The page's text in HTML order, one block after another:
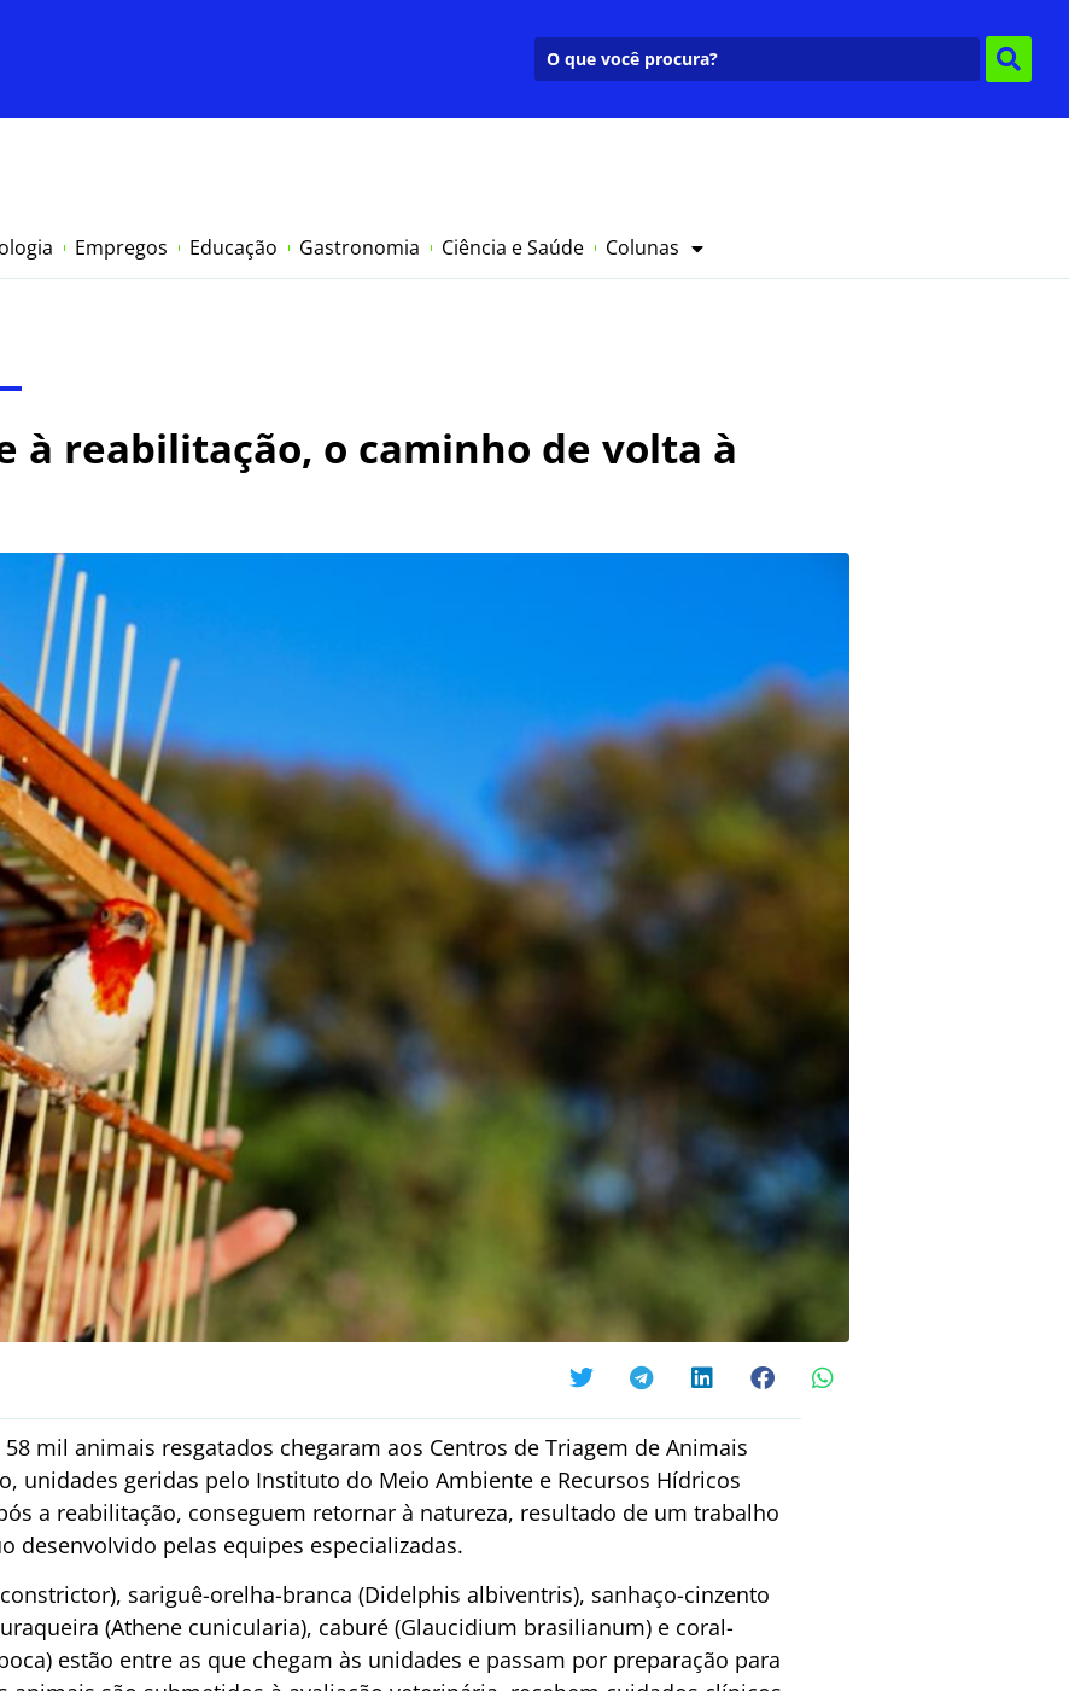
Empregos Educação Gastronomia Ciência e Saúde Colunas
à reabilitação, o caminho de volta à
58 mil animais resgatados chegaram aos Centros de Triagem de Animais
unidades geridas pelo Instituto do Meio Ambiente e Recursos Hídricos
a reabilitação, conseguem retornar à natureza, resultado de um trabalho
desenvolvido pelas equipes especializadas.
sariguê-orelha-branca (Didelphis albiventris), sanhaço-cinzento
(Athene cunicularia), caburé (Glaucidium brasilianum) e coral-
estão entre as que chegam às unidades e passam por preparação para